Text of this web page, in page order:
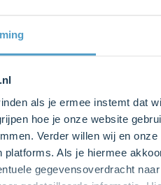
als je ermee instemt dat
hoe je onze website
Verder willen wij en
platforms. Als je hiermee
gegevensoverdracht
Origineel) in een beslagkom
2 minuten op de hoogste